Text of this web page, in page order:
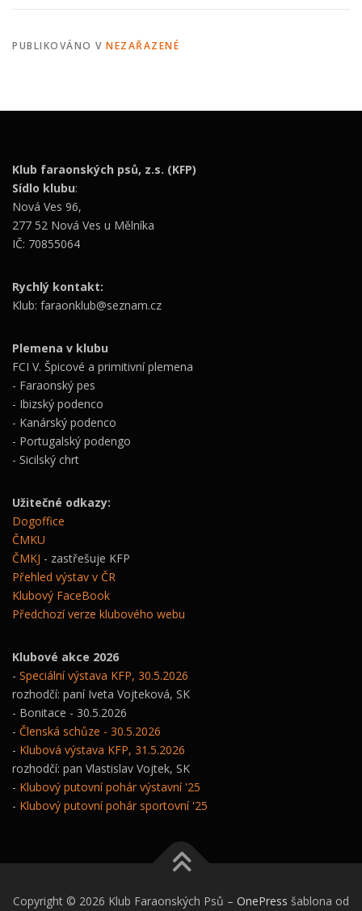
PUBLIKOVÁNO V NEZAŘAZENÉ
Klub faraonských psů, z.s. (KFP)
Sídlo klubu:
Nová Ves 96,
277 52 Nová Ves u Mělníka
IČ: 70855064
Rychlý kontakt:
Klub: faraonklub@seznam.cz
Plemena v klubu
FCI V. Špicové a primitivní plemena
- Faraonský pes
- Ibizský podenco
- Kanárský podenco
- Portugalský podengo
- Sicilský chrt
Užitečné odkazy:
Dogoffice
ČMKU
ČMKJ - zastřešuje KFP
Přehled výstav v ČR
Klubový FaceBook
Předchozí verze klubového webu
Klubové akce 2026
- Speciální výstava KFP, 30.5.2026
rozhodčí: paní Iveta Vojteková, SK
- Bonitace - 30.5.2026
- Členská schůze - 30.5.2026
- Klubová výstava KFP, 31.5.2026
rozhodčí: pan Vlastislav Vojtek, SK
- Klubový putovní pohár výstavní '25
- Klubový putovní pohár sportovní '25
Copyright © 2026 Klub Faraonských Psů – OnePress šablona od